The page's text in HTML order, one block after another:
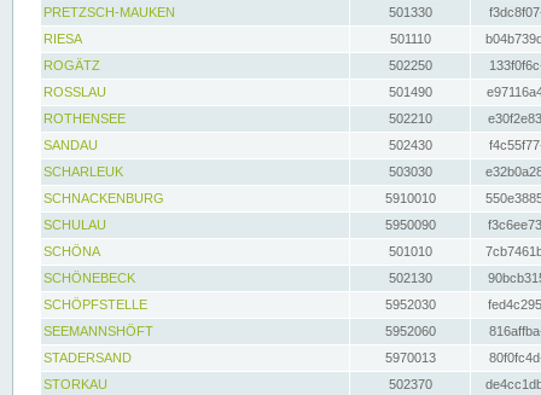
PRETZSCH-MAUKEN
501330
RIESA
501110
ROGÄTZ
502250
ROSSLAU
501490
ROTHENSEE
502210
SANDAU
502430
SCHARLEUK
503030
SCHNACKENBURG
5910010
SCHULAU
5950090
SCHÖNA
501010
SCHÖNEBECK
502130
SCHÖPFSTELLE
5952030
SEEMANNSHÖFT
5952060
STADERSAND
5970013
STORKAU
502370